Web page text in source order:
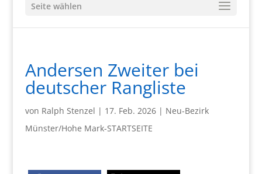
Seite wählen
Andersen Zweiter bei
deutscher Rangliste
von Ralph Stenzel | 17. Feb. 2026| Neu-Bezirk
Münster/Hohe Mark-STARTSEITE